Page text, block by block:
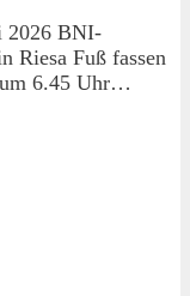
2026 BNI-
Riesa Fuß fassen
6.45 Uhr…